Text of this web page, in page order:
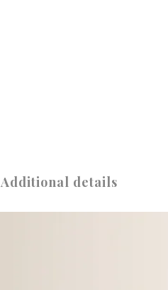
Additional details